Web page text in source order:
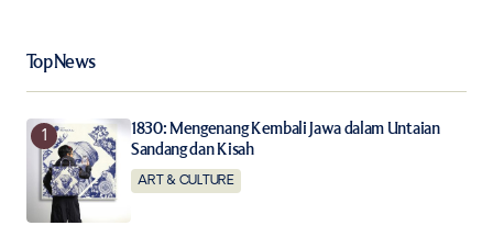
Your E-mail*
Save my name, email, and website in this browser for
the next time I comment.
Top News
1830: Mengenang Kembali Jawa dalam Untaian
Sandang dan Kisah
ART & CULTURE